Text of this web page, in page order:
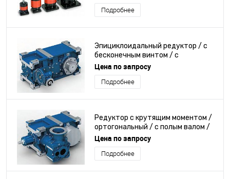
Подробнее
Эпициклоидальный редуктор / с
бесконечным винтом / с
параллельными валами / для
системы подъема
Цена по запросу
Подробнее
Редуктор с крутящим моментом /
ортогональный / с полым валом /
для ковшового элеватора
Цена по запросу
Подробнее